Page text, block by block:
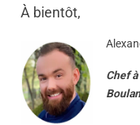
À bientôt,
Chef